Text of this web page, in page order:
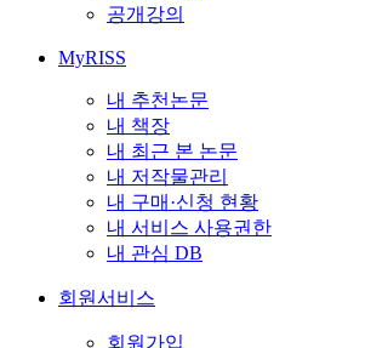
공개강의
MyRISS
내 추천논문
내 책장
내 최근 본 논문
내 저작물관리
내 구매·신청 현황
내 서비스 사용권한
내 관심 DB
회원서비스
회원가입